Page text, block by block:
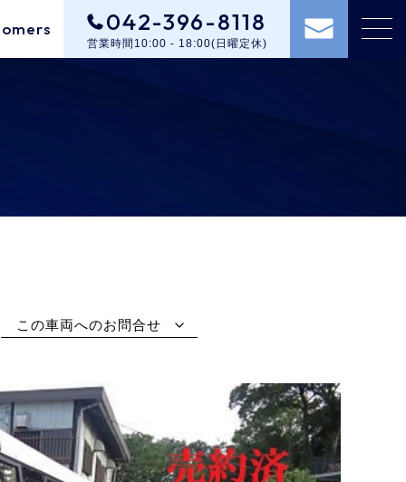
042-396-8118
営業時間10:00 - 18:00(日曜定休)
この車両へのお問合せ